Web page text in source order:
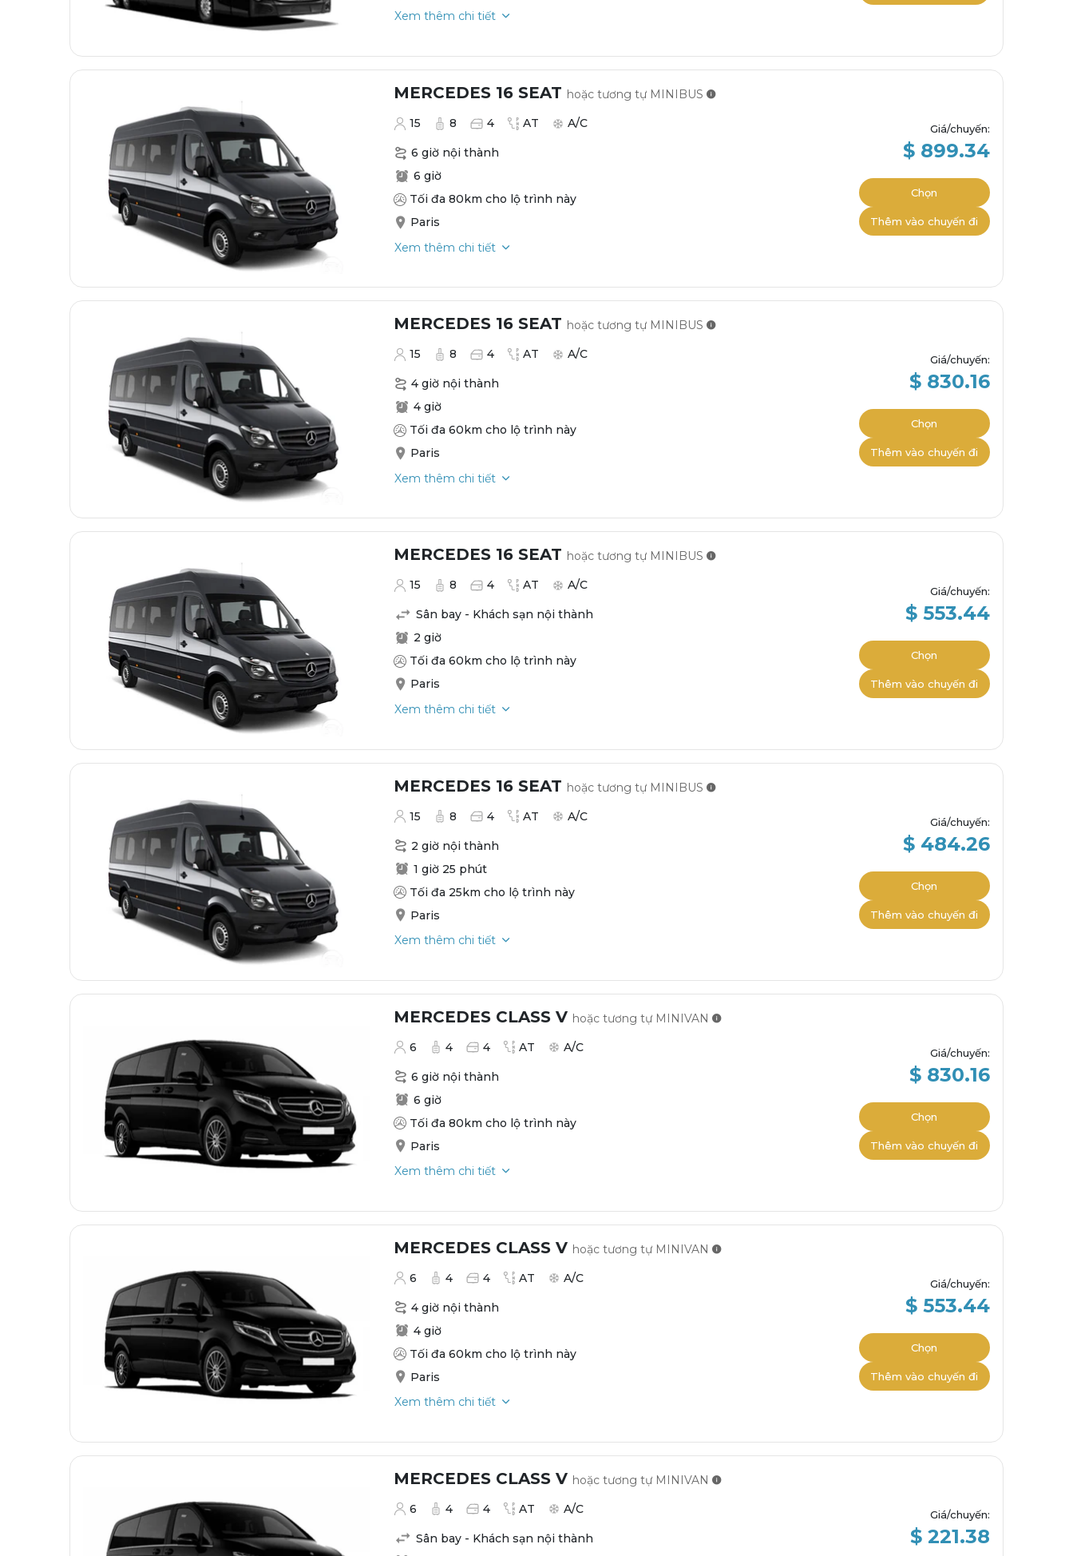
Xem thêm chi tiết
MERCEDES 16 SEAT hoặc tương tự MINIBUS
15
8 4 AT A/C
6 giờ nội thành
6 giờ
Tối đa 80km cho lộ trình này
Paris
Xem thêm chi tiết
Giá/chuyến:
$ 899.34
Chọn
Thêm vào chuyến đi
MERCEDES 16 SEAT hoặc tương tự MINIBUS
15
8 4 AT A/C
4 giờ nội thành
4 giờ
Tối đa 60km cho lộ trình này
Paris
Xem thêm chi tiết
Giá/chuyến:
$ 830.16
Chọn
Thêm vào chuyến đi
MERCEDES 16 SEAT hoặc tương tự MINIBUS
15
8 4 AT A/C
Sân bay - Khách sạn nội thành
2 giờ
Tối đa 60km cho lộ trình này
Paris
Xem thêm chi tiết
Giá/chuyến:
$ 553.44
Chọn
Thêm vào chuyến đi
MERCEDES 16 SEAT hoặc tương tự MINIBUS
15
8 4 AT A/C
2 giờ nội thành
1 giờ 25 phút
Tối đa 25km cho lộ trình này
Paris
Xem thêm chi tiết
Giá/chuyến:
$ 484.26
Chọn
Thêm vào chuyến đi
MERCEDES CLASS V hoặc tương tự MINIVAN
6
4 4 AT A/C
6 giờ nội thành
6 giờ
Tối đa 80km cho lộ trình này
Paris
Xem thêm chi tiết
Giá/chuyến:
$ 830.16
Chọn
Thêm vào chuyến đi
MERCEDES CLASS V hoặc tương tự MINIVAN
6
4 4 AT A/C
4 giờ nội thành
4 giờ
Tối đa 60km cho lộ trình này
Paris
Xem thêm chi tiết
Giá/chuyến:
$ 553.44
Chọn
Thêm vào chuyến đi
MERCEDES CLASS V hoặc tương tự MINIVAN
6
4 4 AT A/C
Sân bay - Khách sạn nội thành
Giá/chuyến:
$ 221.38